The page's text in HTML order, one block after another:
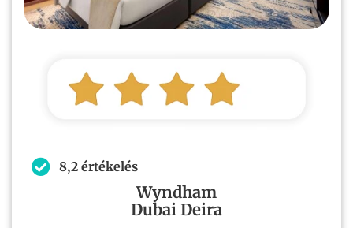
8,2 értékelés
Wyndham
Dubai Deira